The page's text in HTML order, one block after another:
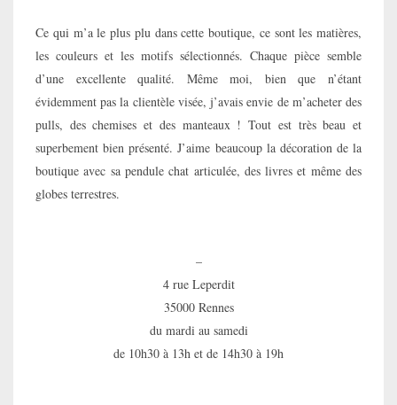
Ce qui m’a le plus plu dans cette boutique, ce sont les matières,
les couleurs et les motifs sélectionnés. Chaque pièce semble
d’une excellente qualité. Même moi, bien que n’étant
évidemment pas la clientèle visée, j’avais envie de m’acheter des
pulls, des chemises et des manteaux ! Tout est très beau et
superbement bien présenté. J’aime beaucoup la décoration de la
boutique avec sa pendule chat articulée, des livres et même des
globes terrestres.
–
4 rue Leperdit
35000 Rennes
du mardi au samedi
de 10h30 à 13h et de 14h30 à 19h